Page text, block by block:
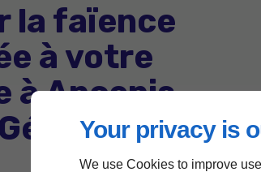
Your privacy is
We use Cookies to improve
la faïence
à votre
à Ancenis-